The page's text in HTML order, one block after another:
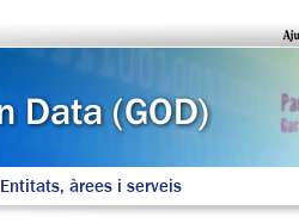
Entitats, àrees i serveis